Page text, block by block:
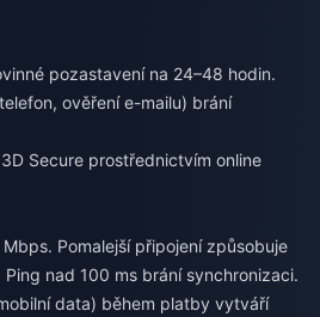
pozastavení na 24–48 hodin.
ověření e-mailu) brání
Secure prostřednictvím online
Pomalejší připojení způsobuje
nad 100 ms brání synchronizaci.
data) během platby vytváří